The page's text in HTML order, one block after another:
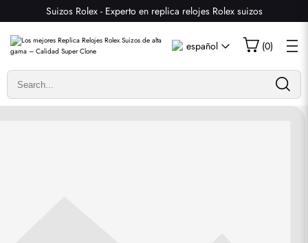
Suizos Rolex - Experto en replica relojes Rolex suizos
español (0)
Escribir una reseña
Solo los clientes que hayan comprado este artículo pueden
dejar una reseña.
Valoración